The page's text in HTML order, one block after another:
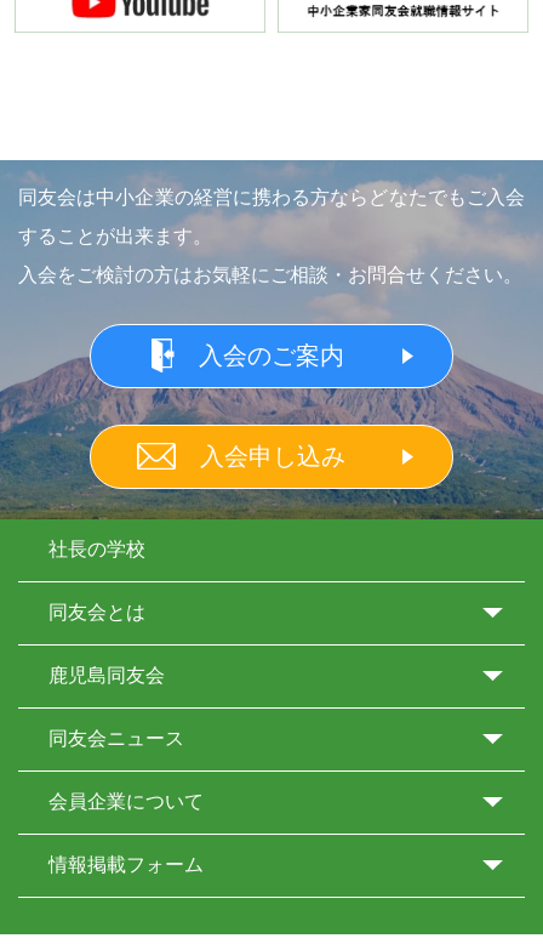
同友会は中小企業の経営に携わる方ならどなたでもご入会
することが出来ます。
入会をご検討の方はお気軽にご相談・お問合せください。
入会のご案内
入会申し込み
社長の学校
同友会とは
鹿児島同友会
同友会ニュース
会員企業について
情報掲載フォーム